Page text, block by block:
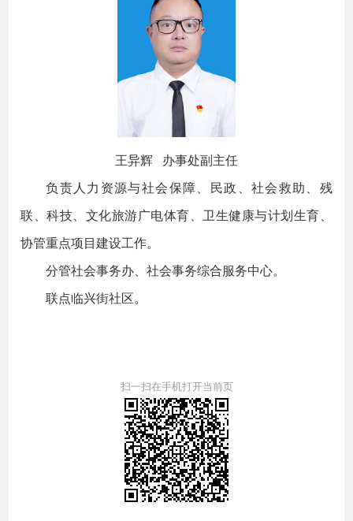
王异辉 办事处副主任
负责人力资源与社会保障、民政、社会救助、残
联、科技、文化旅游广电体育、卫生健康与计划生育、
协管重点项目建设工作。
分管社会事务办、社会事务综合服务中心。
联点临兴街社区。
扫一扫在手机打开当前页